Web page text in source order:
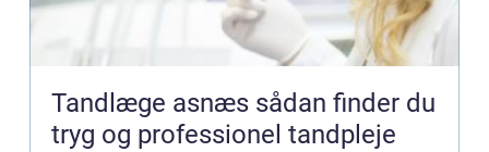
Tandlæge asnæs sådan finder du
tryg og professionel tandpleje